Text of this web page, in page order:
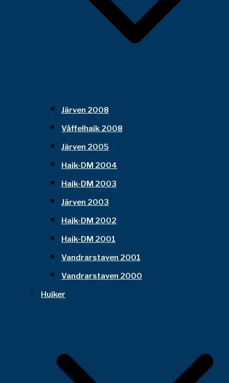
Järven 2008
Våffelhajk 2008
Järven 2005
Hajk-DM 2004
Hajk-DM 2003
Järven 2003
Hajk-DM 2002
Hajk-DM 2001
Vandrarstaven 2001
Vandrarstaven 2000
Hujker